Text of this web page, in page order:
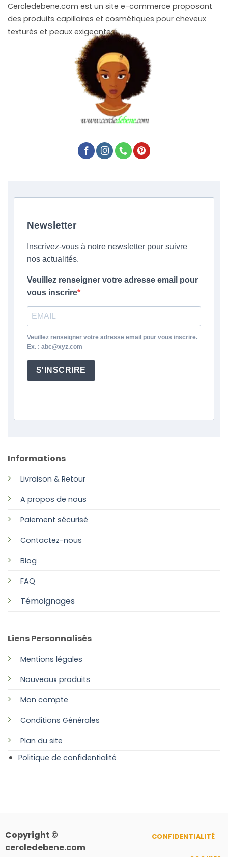
Cercledebene.com est un site e-commerce proposant
des produits capillaires et cosmétiques pour cheveux
texturés et peaux exigeantes.
Informations
Livraison & Retour
A propos de nous
Paiement sécurisé
Contactez-nous
Blog
FAQ
Témoignages
Liens Personnalisés
Mentions légales
Nouveaux produits
Mon compte
Conditions Générales
Plan du site
Politique de confidentialité
Newsletter
Inscrivez-vous à notre newsletter pour suivre
nos actualités.
Veuillez renseigner votre adresse email pour
vous inscrire
Veuillez renseigner votre adresse email pour vous inscrire.
Ex. : abc@xyz.com
S'INSCRIRE
Copyright ©
cercledebene.com
CONFIDENTIALITÉ